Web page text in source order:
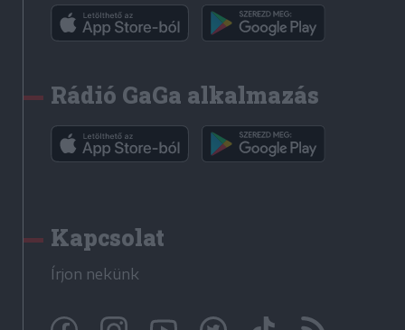
Rádió GaGa alkalmazás
Kapcsolat
Írjon nekünk